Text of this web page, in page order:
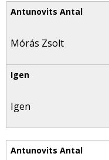
Mórás Zsolt
Igen